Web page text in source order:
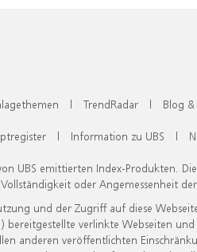
| TrendRadar | Blog
| Information zu UBS |
UBS emittierten Index-Produkten.
oder Angemessenheit
und der Zugriff auf diese
verlinkte Webseiten
anderen veröffentlichten